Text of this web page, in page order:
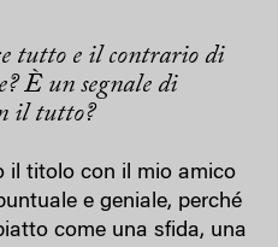
tutto e il contrario di
È un segnale di
il tutto?
il titolo con il mio amico
e geniale, perché
come una sfida, una